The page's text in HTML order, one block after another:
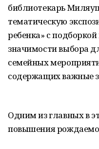
библиотекарь
тематическую
ребенка» с
значимости выбора
семейных
содержащих важные
Одним из главных в
повышения